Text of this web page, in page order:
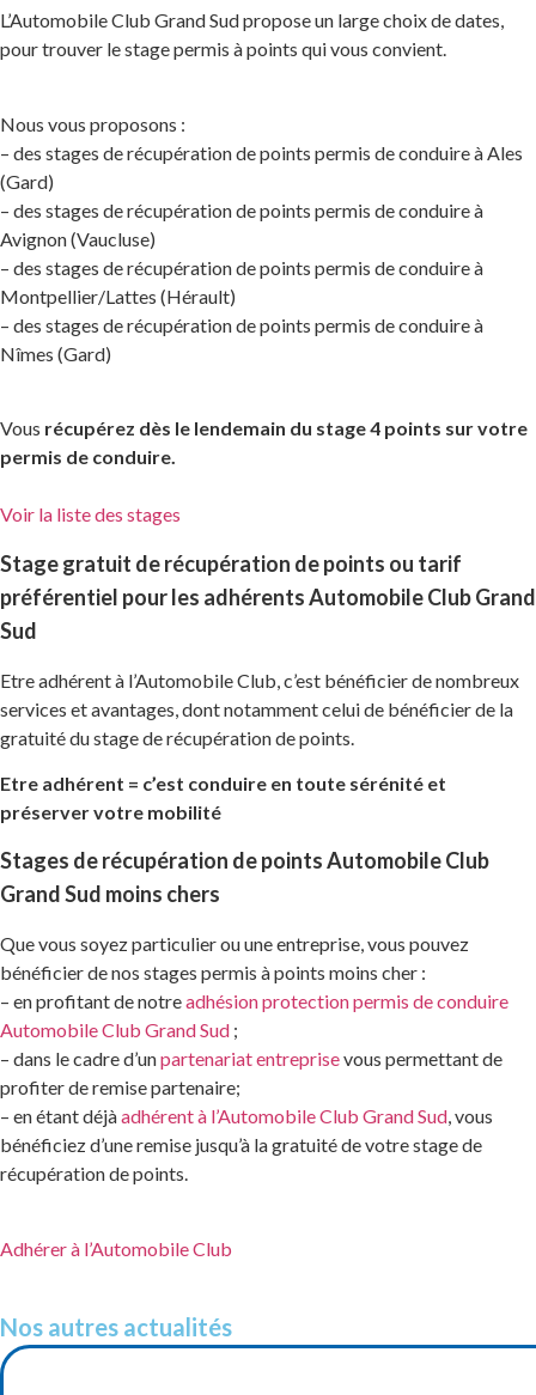
L’Automobile Club Grand Sud propose un large choix de dates,
pour trouver le stage permis à points qui vous convient.
Nous vous proposons :
– des stages de récupération de points permis de conduire à Ales
(Gard)
– des stages de récupération de points permis de conduire à
Avignon (Vaucluse)
– des stages de récupération de points permis de conduire à
Montpellier/Lattes (Hérault)
– des stages de récupération de points permis de conduire à
Nîmes (Gard)
Vous récupérez dès le lendemain du stage 4 points sur votre
permis de conduire.
Voir la liste des stages
Stage gratuit de récupération de points ou tarif
préférentiel pour les adhérents Automobile Club Grand
Sud
Etre adhérent à l’Automobile Club, c’est bénéficier de nombreux
services et avantages, dont notamment celui de bénéficier de la
gratuité du stage de récupération de points.
Etre adhérent = c’est conduire en toute sérénité et
préserver votre mobilité
Stages de récupération de points Automobile Club
Grand Sud moins chers
Que vous soyez particulier ou une entreprise, vous pouvez
bénéficier de nos stages permis à points moins cher :
– en profitant de notreadhésion protection permis de conduire
Automobile Club Grand Sud ;
– dans le cadre d’unpartenariat entreprisevous permettant de
profiter de remise partenaire;
– en étant déjàadhérent à l’Automobile Club Grand Sud, vous
bénéficiez d’une remise jusqu’à la gratuité de votre stage de
récupération de points.
Adhérer à l’Automobile Club
Nos autres actualités